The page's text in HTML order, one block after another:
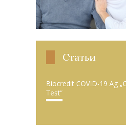
Статьи
Biocredit COVID-19 Ag
Test”